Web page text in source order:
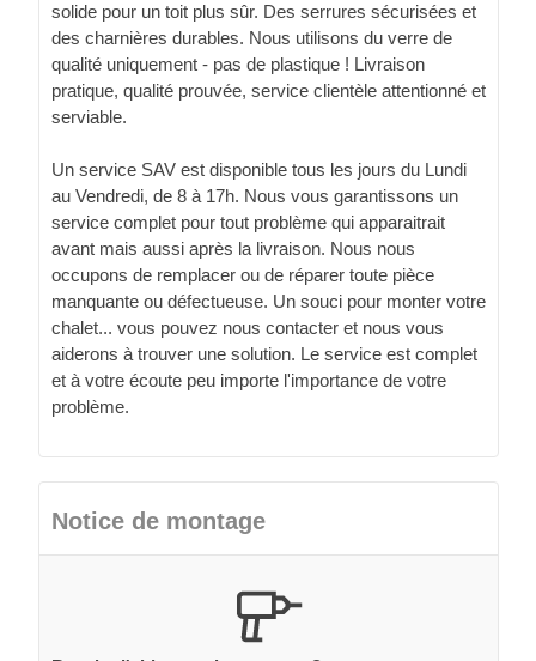
solide pour un toit plus sûr. Des serrures sécurisées et
des charnières durables. Nous utilisons du verre de
qualité uniquement - pas de plastique ! Livraison
pratique, qualité prouvée, service clientèle attentionné et
serviable.
Un service SAV est disponible tous les jours du Lundi
au Vendredi, de 8 à 17h. Nous vous garantissons un
service complet pour tout problème qui apparaitrait
avant mais aussi après la livraison. Nous nous
occupons de remplacer ou de réparer toute pièce
manquante ou défectueuse. Un souci pour monter votre
chalet... vous pouvez nous contacter et nous vous
aiderons à trouver une solution. Le service est complet
et à votre écoute peu importe l'importance de votre
problème.
Notice de montage